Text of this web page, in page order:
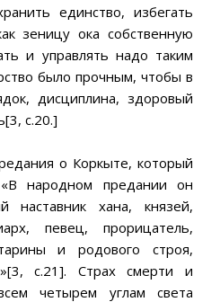
единство, избегать
зеницу ока собственную
и управлять надо таким
было прочным, чтобы в
дисциплина, здоровый
с.20.]
о Коркыте, который
народном предании он
наставник хана, князей,
певец, прорицатель,
и родового строя,
с.21]. Страх смерти и
четырем углам света